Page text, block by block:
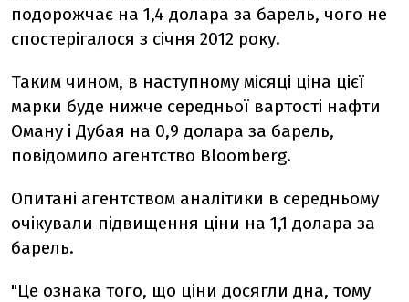
подорожчає на 1,4 долара за барель, чого не
спостерігалося з січня 2012 року.
Таким чином, в наступному місяці ціна цієї
марки буде нижче середньої вартості нафти
Оману і Дубая на 0,9 долара за барель,
повідомило агентство Bloomberg.
Опитані агентством аналітики в середньому
очікували підвищення ціни на 1,1 долара за
барель.
"Це ознака того, що ціни досягли дна, тому